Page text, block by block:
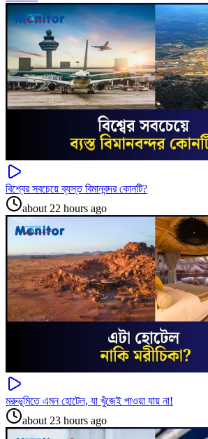
বিশ্বের সবচেয়ে ব্যস্ত বিমানবন্দর কোনটি?
about 22 hours ago
মরুভূমিতে এমন হোটেল, যা খুঁজেই পাওয়া যায় না!
about 23 hours ago